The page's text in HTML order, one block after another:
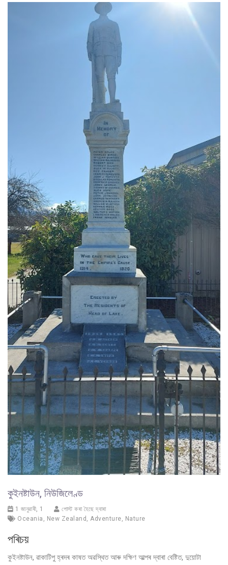
কুইনষ্টাউন, নিউজিলেণ্ড
1 জানুৱাৰী, 1
পোস্ট কৰা হৈছে দ্বাৰা
Oceania , New Zealand , Adventure, Nature
পৰিচয়
কুইনষ্টাউন, ৱাকাটিপু হ্ৰদৰ কাষত অৱস্থিত আৰু দক্ষিণ আল্পৰ দ্বাৰা বেষ্টিত, দুয়োটা